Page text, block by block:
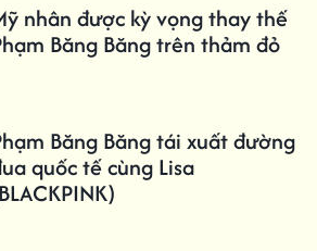
nhân được kỳ vọng thay thế
Băng Băng trên thảm đỏ
Băng Băng tái xuất đường
quốc tế cùng Lisa